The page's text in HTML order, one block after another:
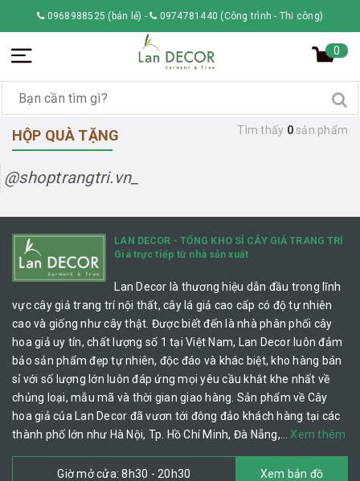
0968988525 (bán lẻ) - 0974781440 (Công trình - Thi công)
0
HỘP QUÀ TẶNG Tìm thấy 0sản phẩm
@shoptrangtri.vn_
LAN DECOR - TỔNG KHO SỈ CÂY GIẢ TRANG TRÍ
Giá trực tiếp từ nhà sản xuất
Lan Decor là thương hiệu dẫn đầu trong lĩnh
vực cây giả trang trí nội thất, cây lá giả cao cấp có độ tự nhiên
cao và giống như cây thật. Được biết đến là nhà phân phối cây
hoa giả uy tín, chất lượng số 1 tại Việt Nam, Lan Decor luôn đảm
bảo sản phẩm đẹp tự nhiên, độc đáo và khác biệt, kho hàng bán
sỉ với số lượng lớn luôn đáp ứng mọi yêu cầu khắt khe nhất về
chủng loại, mẫu mã và thời gian giao hàng. Sản phẩm về Cây
hoa giả của Lan Decor đã vươn tới đông đảo khách hàng tại các
thành phố lớn như Hà Nội, Tp. Hồ Chí Minh, Đà Nẵng,… Xem thêm
Giờ mở cửa: 8h30 - 20h30 Xem bản đồ